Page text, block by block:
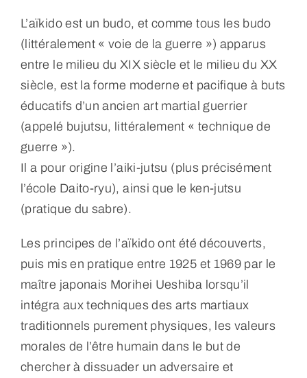
L’aïkido est un budo, et comme tous les budo
(littéralement « voie de la guerre ») apparus
entre le milieu du XIX siècle et le milieu du XX
siècle, est la forme moderne et pacifique à buts
éducatifs d’un ancien art martial guerrier
(appelé bujutsu, littéralement « technique de
guerre »).
Il a pour origine l’aiki-jutsu (plus précisément
l’école Daito-ryu), ainsi que le ken-jutsu
(pratique du sabre).
Les principes de l’aïkido ont été découverts,
puis mis en pratique entre 1925 et 1969 par le
maître japonais Morihei Ueshiba lorsqu’il
intégra aux techniques des arts martiaux
traditionnels purement physiques, les valeurs
morales de l’être humain dans le but de
chercher à dissuader un adversaire et